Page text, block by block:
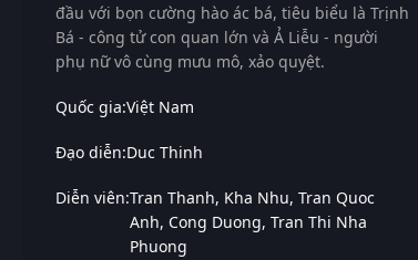
đầu với bọn cường hào ác bá, tiêu biểu là Trịnh
Bá - công tử con quan lớn và Ả Liễu - người
phụ nữ vô cùng mưu mô, xảo quyệt.
Quốc gia:Việt Nam
Đạo diễn:Duc Thinh
Diễn viên:Tran Thanh Kha Nhu Tran Quoc
Anh Cong Duong Tran Thi Nha
Phuong